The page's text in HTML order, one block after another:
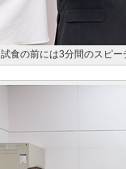
試食の前には3分間のスピ